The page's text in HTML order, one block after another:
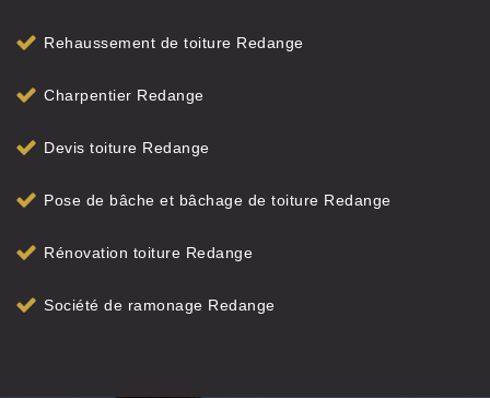
Rehaussement de toiture Redange
Charpentier Redange
Devis toiture Redange
Pose de bâche et bâchage de toiture Redange
Rénovation toiture Redange
Société de ramonage Redange